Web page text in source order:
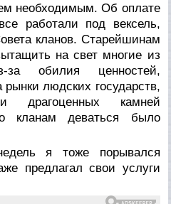
необходимым. Об оплате
работали под вексель,
кланов. Старейшинам
на свет многие из
за обилия ценностей,
людских государств,
драгоценных камней
кланам деваться было
я тоже порывался
предлагал свои услуги